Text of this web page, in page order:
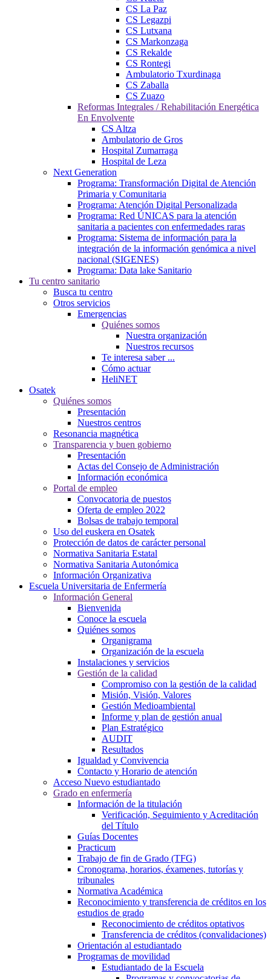
CS La Paz
CS Legazpi
CS Lutxana
CS Markonzaga
CS Rekalde
CS Rontegi
Ambulatorio Txurdinaga
CS Zaballa
CS Zuazo
Reformas Integrales / Rehabilitación Energética
En Envolvente
CS Altza
Ambulatorio de Gros
Hospital Zumarraga
Hospital de Leza
Next Generation
Programa: Transformación Digital de Atención
Primaria y Comunitaria
Programa: Atención Digital Personalizada
Programa: Red ÚNICAS para la atención
sanitaria a pacientes con enfermedades raras
Programa: Sistema de información para la
integración de la información genómica a nivel
nacional (SIGENES)
Programa: Data lake Sanitario
Tu centro sanitario
Busca tu centro
Otros servicios
Emergencias
Quiénes somos
Nuestra organización
Nuestros recursos
Te interesa saber ...
Cómo actuar
HeliNET
Osatek
Quiénes somos
Presentación
Nuestros centros
Resonancia magnética
Transparencia y buen gobierno
Presentación
Actas del Consejo de Administración
Información económica
Portal de empleo
Convocatoria de puestos
Oferta de empleo 2022
Bolsas de trabajo temporal
Uso del euskera en Osatek
Protección de datos de carácter personal
Normativa Sanitaria Estatal
Normativa Sanitaria Autonómica
Información Organizativa
Escuela Universitaria de Enfermería
Información General
Bienvenida
Conoce la escuela
Quiénes somos
Organigrama
Organización de la escuela
Instalaciones y servicios
Gestión de la calidad
Compromiso con la gestión de la calidad
Misión, Visión, Valores
Gestión Medioambiental
Informe y plan de gestión anual
Plan Estratégico
AUDIT
Resultados
Igualdad y Convivencia
Contacto y Horario de atención
Acceso Nuevo estudiantado
Grado en enfermería
Información de la titulación
Verificación, Seguimiento y Acreditación
del Título
Guías Docentes
Practicum
Trabajo de fin de Grado (TFG)
Cronograma, horarios, éxamenes, tutorías y
tribunales
Normativa Académica
Reconocimiento y transferencia de créditos en los
estudios de grado
Reconocimiento de créditos optativos
Transferencia de créditos (convalidaciones)
Orientación al estudiantado
Programas de movilidad
Estudiantado de la Escuela